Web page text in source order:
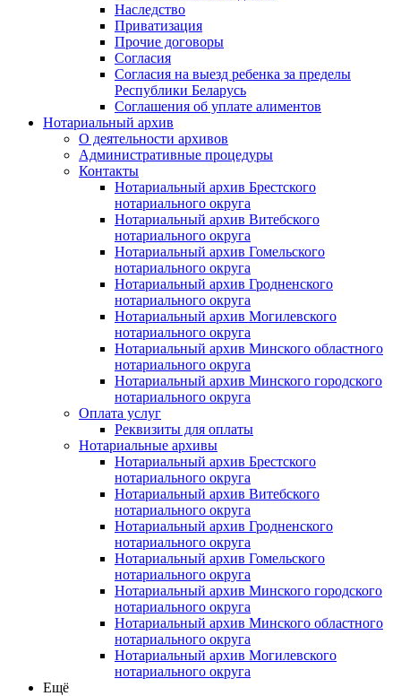
Наследство
Приватизация
Прочие договоры
Согласия
Согласия на выезд ребенка за пределы
Республики Беларусь
Соглашения об уплате алиментов
Нотариальный архив
О деятельности архивов
Административные процедуры
Контакты
Нотариальный архив Брестского
нотариального округа
Нотариальный архив Витебского
нотариального округа
Нотариальный архив Гомельского
нотариального округа
Нотариальный архив Гродненского
нотариального округа
Нотариальный архив Могилевского
нотариального округа
Нотариальный архив Минского областного
нотариального округа
Нотариальный архив Минского городского
нотариального округа
Оплата услуг
Реквизиты для оплаты
Нотариальные архивы
Нотариальный архив Брестского
нотариального округа
Нотариальный архив Витебского
нотариального округа
Нотариальный архив Гродненского
нотариального округа
Нотариальный архив Гомельского
нотариального округа
Нотариальный архив Минского городского
нотариального округа
Нотариальный архив Минского областного
нотариального округа
Нотариальный архив Могилевского
нотариального округа
Ещё